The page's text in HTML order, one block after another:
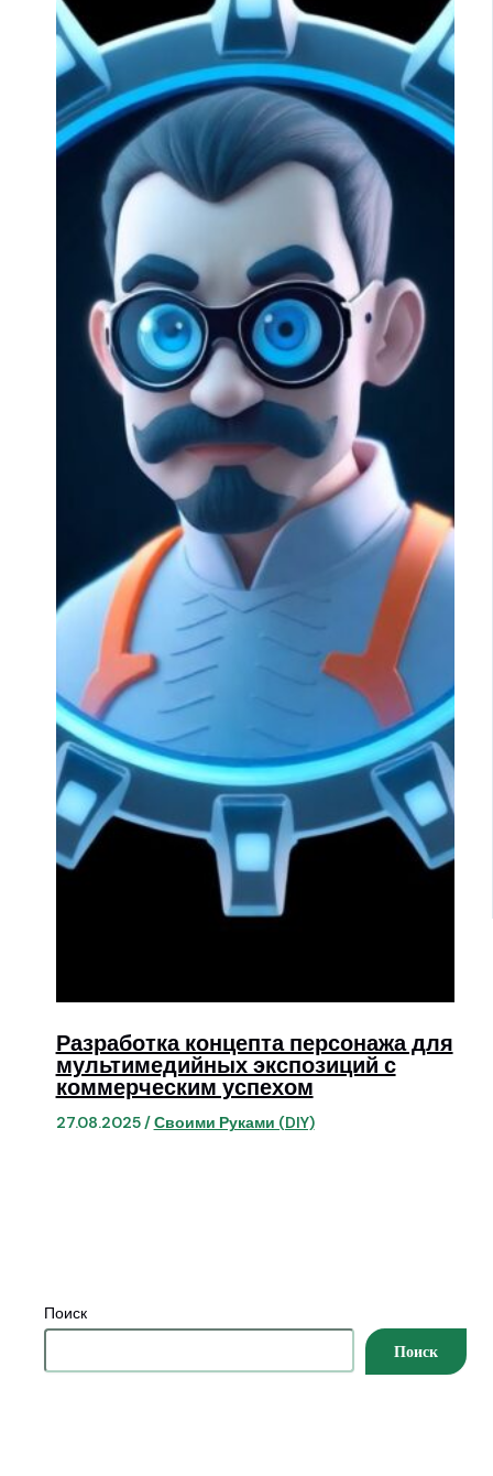
Поиск
Поиск
Разработка концепта персонажа для
мультимедийных экспозиций с
коммерческим успехом
27.08.2025/Своими Руками (DIY)